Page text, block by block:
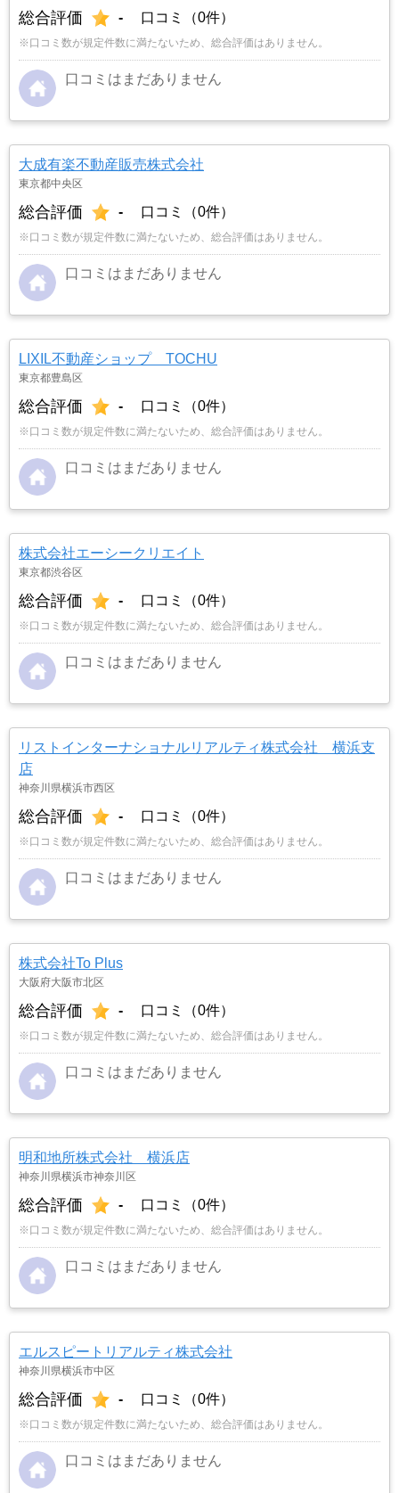
した。 …もっと見る
総合評価 - 口コミ（0件）
※口コミ数が規定件数に満たないため、総合評価はありません。
口コミはまだありません
大成有楽不動産販売株式会社
東京都中央区
総合評価 - 口コミ（0件）
※口コミ数が規定件数に満たないため、総合評価はありません。
口コミはまだありません
LIXIL不動産ショップ TOCHU
東京都豊島区
総合評価 - 口コミ（0件）
※口コミ数が規定件数に満たないため、総合評価はありません。
口コミはまだありません
株式会社エーシークリエイト
東京都渋谷区
総合評価 - 口コミ（0件）
※口コミ数が規定件数に満たないため、総合評価はありません。
口コミはまだありません
リストインターナショナルリアルティ株式会社 横浜支
店
神奈川県横浜市西区
総合評価 - 口コミ（0件）
※口コミ数が規定件数に満たないため、総合評価はありません。
口コミはまだありません
株式会社To Plus
大阪府大阪市北区
総合評価 - 口コミ（0件）
※口コミ数が規定件数に満たないため、総合評価はありません。
口コミはまだありません
明和地所株式会社 横浜店
神奈川県横浜市神奈川区
総合評価 - 口コミ（0件）
※口コミ数が規定件数に満たないため、総合評価はありません。
口コミはまだありません
エルスピートリアルティ株式会社
神奈川県横浜市中区
総合評価 - 口コミ（0件）
※口コミ数が規定件数に満たないため、総合評価はありません。
口コミはまだありません